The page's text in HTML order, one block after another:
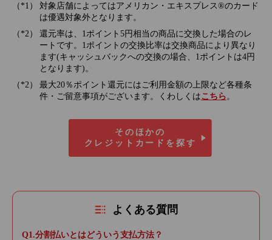
対象店舗によってはアメリカン・エキスプレス®のカード
は優遇対象外となります。
還元率は、1ポイント5円相当の商品に交換した場合のレ
ートです。1ポイントの交換比率は交換商品により異なり
ます(キャッシュバックへの交換の場合、1ポイントは4円
となります)。
最大20％ポイント還元にはご利用金額の上限など各種条
件・ご留意事項がございます。くわしくはこちら 。
そのほかの
クレジットカードを探す
よくある質問
分割払いとはどういう支払方法？